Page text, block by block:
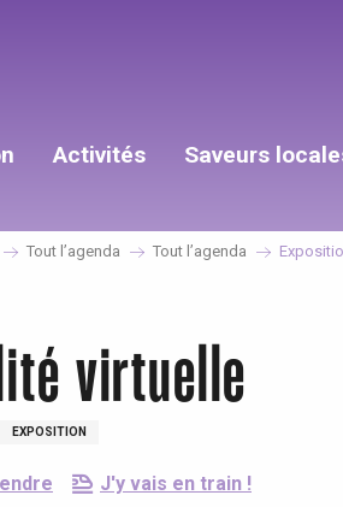
Activités Saveurs
Tout l’agenda Tout l’agenda
virtuelle
EXPOSITION
J'y vais en train !